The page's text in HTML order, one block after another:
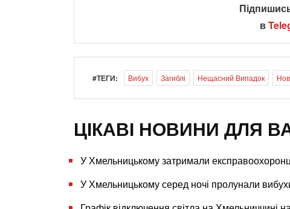
в
#ТЕГИ: Вибух Загиблі Нещасний Випадок
ЦІКАВІ НОВИНИ ДЛЯ
У Хмельницькому затримали
У Хмельницькому серед ночі пролунали